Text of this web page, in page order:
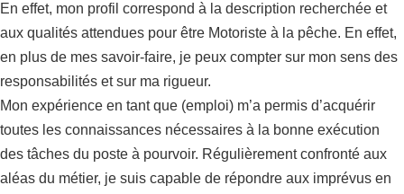
En effet, mon profil correspond à la description recherchée et
aux qualités attendues pour être Motoriste à la pêche. En effet,
en plus de mes savoir-faire, je peux compter sur mon sens des
responsabilités et sur ma rigueur.
Mon expérience en tant que (emploi) m’a permis d’acquérir
toutes les connaissances nécessaires à la bonne exécution
des tâches du poste à pourvoir. Régulièrement confronté aux
aléas du métier, je suis capable de répondre aux imprévus en